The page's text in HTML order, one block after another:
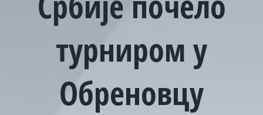
турниром у
Обреновцу